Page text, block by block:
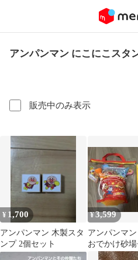
アンパンマン にこにこスタ
販売中のみ表示
¥ 1,700
アンパンマン 木製スタ
ンプ 2個セット
¥3,599
アンパンマ
おでかけ砂
にこにこばぁ